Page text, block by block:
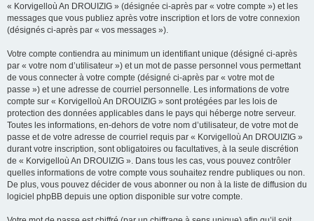
« Korvigelloù An DROUIZIG » (désignée ci-après par « votre compte ») et les
messages que vous publiez après votre inscription et lors de votre connexion
(désignés ci-après par « vos messages »).
Votre compte contiendra au minimum un identifiant unique (désigné ci-après
par « votre nom d’utilisateur ») et un mot de passe personnel vous permettant
de vous connecter à votre compte (désigné ci-après par « votre mot de
passe ») et une adresse de courriel personnelle. Les informations de votre
compte sur « Korvigelloù An DROUIZIG » sont protégées par les lois de
protection des données applicables dans le pays qui héberge notre serveur.
Toutes les informations, en-dehors de votre nom d’utilisateur, de votre mot de
passe et de votre adresse de courriel requis par « Korvigelloù An DROUIZIG »
durant votre inscription, sont obligatoires ou facultatives, à la seule discrétion
de « Korvigelloù An DROUIZIG ». Dans tous les cas, vous pouvez contrôler
quelles informations de votre compte vous souhaitez rendre publiques ou non.
De plus, vous pouvez décider de vous abonner ou non à la liste de diffusion du
logiciel phpBB depuis une option disponible sur votre compte.